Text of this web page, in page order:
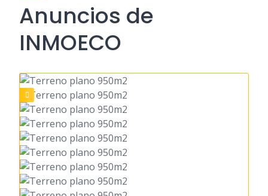
Anuncios de
INMOECO